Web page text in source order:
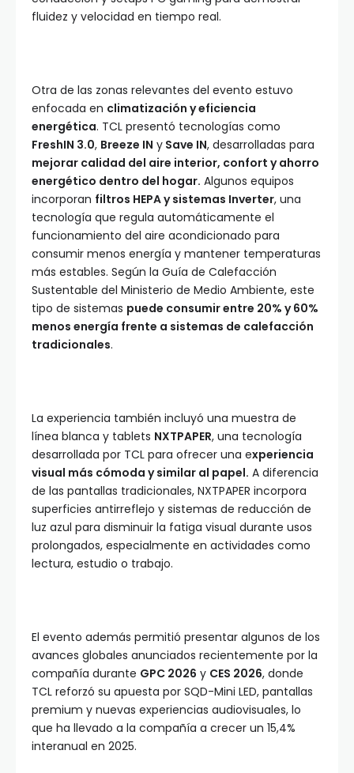
fluidez y velocidad en tiempo real.
Otra de las zonas relevantes del evento estuvo
enfocada en climatización y eficiencia
energética. TCL presentó tecnologías como
FreshIN 3.0, Breeze IN y Save IN, desarrolladas para
mejorar calidad del aire interior, confort y ahorro
energético dentro del hogar. Algunos equipos
incorporan filtros HEPA y sistemas Inverter, una
tecnología que regula automáticamente el
funcionamiento del aire acondicionado para
consumir menos energía y mantener temperaturas
más estables. Según la Guía de Calefacción
Sustentable del Ministerio de Medio Ambiente, este
tipo de sistemas puede consumir entre 20% y 60%
menos energía frente a sistemas de calefacción
tradicionales.
La experiencia también incluyó una muestra de
línea blanca y tablets NXTPAPER, una tecnología
desarrollada por TCL para ofrecer una experiencia
visual más cómoda y similar al papel. A diferencia
de las pantallas tradicionales, NXTPAPER incorpora
superficies antirreflejo y sistemas de reducción de
luz azul para disminuir la fatiga visual durante usos
prolongados, especialmente en actividades como
lectura, estudio o trabajo.
El evento además permitió presentar algunos de los
avances globales anunciados recientemente por la
compañía durante GPC 2026 y CES 2026, donde
TCL reforzó su apuesta por SQD-Mini LED, pantallas
premium y nuevas experiencias audiovisuales, lo
que ha llevado a la compañía a crecer un 15,4%
interanual en 2025.